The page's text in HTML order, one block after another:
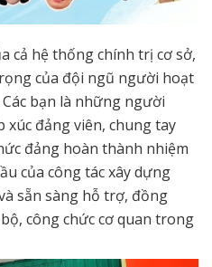
cả hệ thống chính trị cơ sở,
của đội ngũ người hoạt
bạn là những người
đảng viên, chung tay
đảng hoàn thành nhiệm
của công tác xây dựng
sẵn sàng hỗ trợ, đồng
công chức cơ quan trong